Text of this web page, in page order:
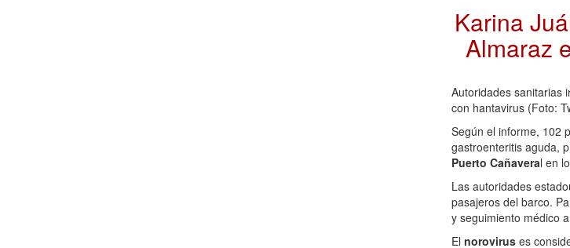
Karina
Almaraz
Autoridades sanitarias
con hantavirus (Foto:
Según el informe, 102
gastroenteritis aguda,
Puerto Cañaveral en
Las autoridades
pasajeros del barco.
y seguimiento médico
El norovirus es